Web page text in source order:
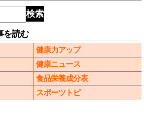
検索
を読む
健康力アップ
健康ニュース
食品栄養成分表
スポーツトピ